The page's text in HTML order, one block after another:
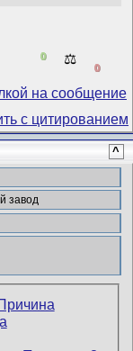
0 ⚖️
0
^
завод